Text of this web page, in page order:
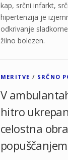
kap, srčni infarkt,
hipertenzija je
odkrivanje
žilno bolezen.
MERITVE / SRČNO
V
hitro
celostna
popuščanjem